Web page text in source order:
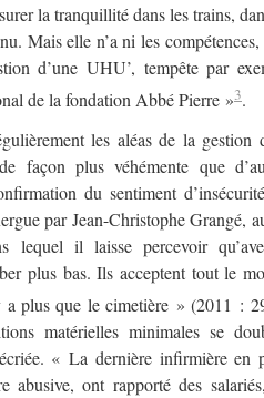
la tranquillité dans les trains,
Mais elle n’a ni les
d’une UHU’, tempête par
de la fondation Abbé Pierre »3.
les aléas de la gestion
façon plus véhémente que
du sentiment
par Jean-Christophe Grangé,
lequel il laisse percevoir
plus bas. Ils acceptent tout le
plus que le cimetière » (2011 :
matérielles minimales se
« La dernière infirmière en
abusive, ont rapporté des